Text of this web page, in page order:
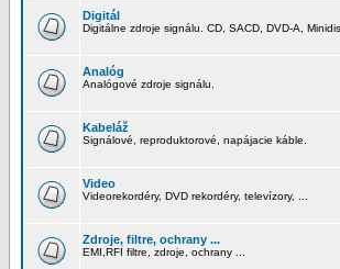
Digitál
Digitálne zdroje signálu. CD, SACD, DVD-A,
Analóg
Analógové zdroje signálu.
Kabeláž
Signálové, reproduktorové, napájacie káble.
Video
Videorekordéry, DVD rekordéry, televízory, ...
Zdroje, filtre, ochrany ...
EMI,RFI filtre, zdroje, ochrany ...